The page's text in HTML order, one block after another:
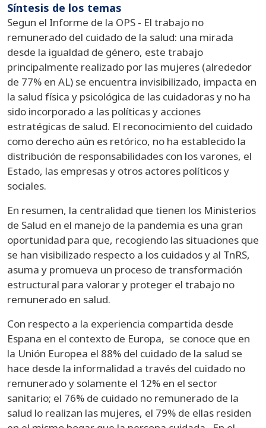
Síntesis de los temas
Segun el Informe de la OPS - El trabajo no
remunerado del cuidado de la salud: una mirada
desde la igualdad de género, este trabajo
principalmente realizado por las mujeres (alrededor
de 77% en AL) se encuentra invisibilizado, impacta en
la salud física y psicológica de las cuidadoras y no ha
sido incorporado a las políticas y acciones
estratégicas de salud. El reconocimiento del cuidado
como derecho aún es retórico, no ha establecido la
distribución de responsabilidades con los varones, el
Estado, las empresas y otros actores políticos y
sociales.
En resumen, la centralidad que tienen los Ministerios
de Salud en el manejo de la pandemia es una gran
oportunidad para que, recogiendo las situaciones que
se han visibilizado respecto a los cuidados y al TnRS,
asuma y promueva un proceso de transformación
estructural para valorar y proteger el trabajo no
remunerado en salud.
Con respecto a la experiencia compartida desde
Espana en el contexto de Europa, se conoce que en
la Unión Europea el 88% del cuidado de la salud se
hace desde la informalidad a través del cuidado no
remunerado y solamente el 12% en el sector
sanitario; el 76% de cuidado no remunerado de la
salud lo realizan las mujeres, el 79% de ellas residen